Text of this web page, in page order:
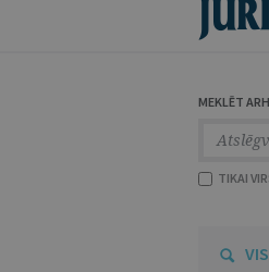
MEKLĒT
TIKAI